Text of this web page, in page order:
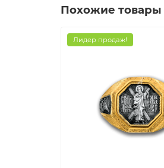
Похожие товары
Лидер продаж!